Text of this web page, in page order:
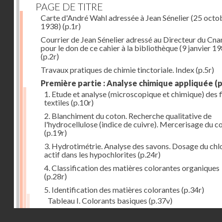
PAGE DE TITRE
Carte d'André Wahl adressée à Jean Sénelier (25
1938) (p.1r)
Courrier de Jean Sénelier adressé au Directeur du
pour le don de ce cahier à la bibliothèque (9 janvier
(p.2r)
Travaux pratiques de chimie tinctoriale. Index(p.5r)
Première partie : Analyse chimique appliquée
1. Etude et analyse (microscopique et chimique) des
textiles (p.10r)
2. Blanchiment du coton. Recherche qualitative de
l'hydrocellulose (indice de cuivre). Mercerisage du
(p.19r)
3. Hydrotimétrie. Analyse des savons. Dosage du
actif dans les hypochlorites (p.24r)
4. Classification des matières colorantes organiques
(p.28r)
5. Identification des matières colorantes (p.34r)
Tableau I. Colorants basiques (p.37v)